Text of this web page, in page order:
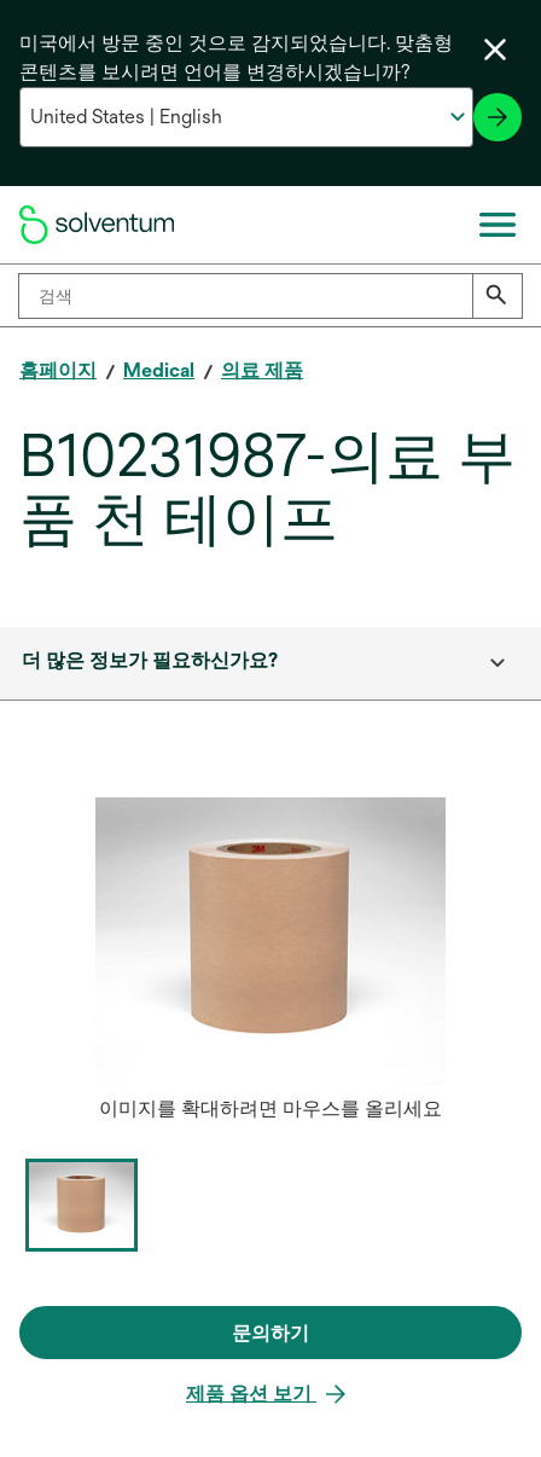
미국에서 방문 중인 것으로 감지되었습니다. 맞춤형
콘텐츠를 보시려면 언어를 변경하시겠습니까?
홈페이지 Medical 의료 제품
B10231987-의료 부
품 천 테이프
더 많은 정보가 필요하신가요?
이미지를 확대하려면 마우스를 올리세요
문의하기
새
에
제품 옵션 보기